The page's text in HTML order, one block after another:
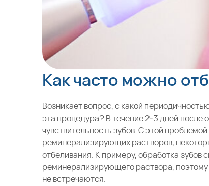
Как часто можно
Возникает вопрос, с какой
эта процедура? В течение 2-3 дней
чувствительность зубов. С этой
реминерализирующих растворов,
отбеливания. К примеру, обработка зубов
реминерализирующего раствора,
не встречаются.